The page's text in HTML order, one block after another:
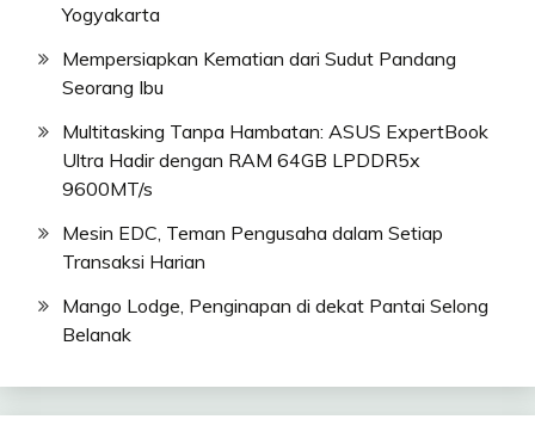
Yogyakarta
Mempersiapkan Kematian dari Sudut Pandang
Seorang Ibu
Multitasking Tanpa Hambatan: ASUS ExpertBook
Ultra Hadir dengan RAM 64GB LPDDR5x
9600MT/s
Mesin EDC, Teman Pengusaha dalam Setiap
Transaksi Harian
Mango Lodge, Penginapan di dekat Pantai Selong
Belanak